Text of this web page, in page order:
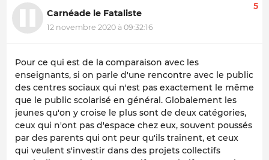
Carnéade le Fataliste
12 novembre 2020 à 09:32:16
5
Pour ce qui est de la comparaison avec les
enseignants, si on parle d'une rencontre avec le public
des centres sociaux qui n'est pas exactement le même
que le public scolarisé en général. Globalement les
jeunes qu'on y croise le plus sont de deux catégories,
ceux qui n'ont pas d'espace chez eux, souvent poussés
par des parents qui ont peur qu'ils trainent, et ceux
qui veulent s'investir dans des projets collectifs